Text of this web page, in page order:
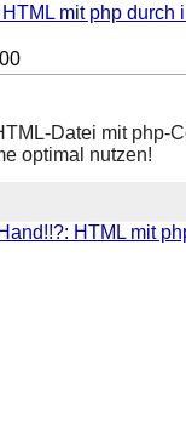
mit php durch
Datei mit php-
optimal nutzen!
HTML mit